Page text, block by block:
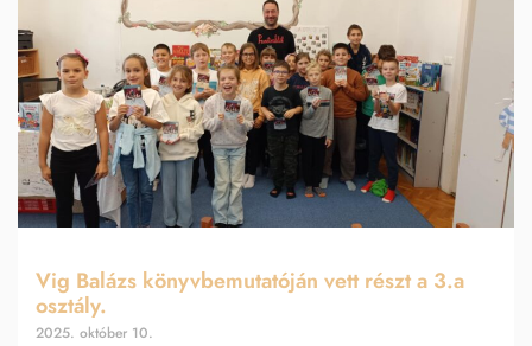
Vig Balázs könyvbemutatóján vett részt a 3.a
osztály.
2025. október 10.